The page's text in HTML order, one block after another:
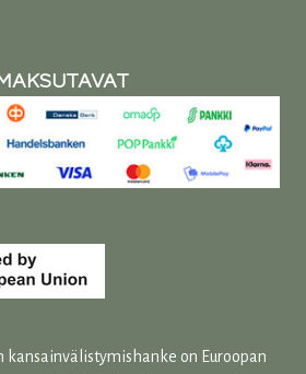
kansainvälistymishanke on Euroopan